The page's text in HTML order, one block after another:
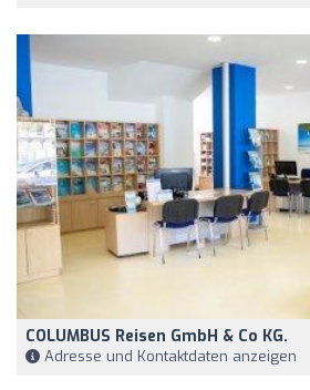
COLUMBUS Reisen GmbH & Co KG.
Adresse und Kontaktdaten anzeigen